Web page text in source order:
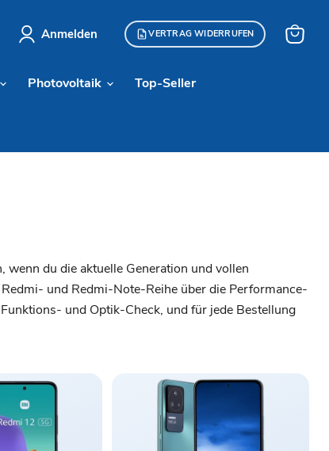
Anmelden VERTRAG WIDERRUFEN
Photovoltaik Top-Seller
du die aktuelle Generation und vollen
und Redmi-Note-Reihe über die Performance-
und Optik-Check, und für jede Bestellung